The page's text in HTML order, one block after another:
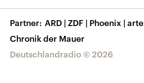
Barrierefreiheit
Deutschlandradio © 2026
Partner ARD | ZDF | Phoenix | arte
Chronik der Mauer